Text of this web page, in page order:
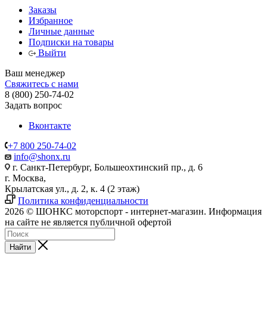
Заказы
Избранное
Личные данные
Подписки на товары
Выйти
Ваш менеджер
Свяжитесь с нами
8 (800) 250-74-02
Задать вопрос
Вконтакте
+7 800 250-74-02
info@shonx.ru
г. Санкт-Петербург, Большеохтинский пр., д. 6
г. Москва,
Крылатская ул., д. 2, к. 4 (2 этаж)
Политика конфиденциальности
2026 © ШОНКС моторспорт - интернет-магазин. Информация
на сайте не является публичной офертой
Найти